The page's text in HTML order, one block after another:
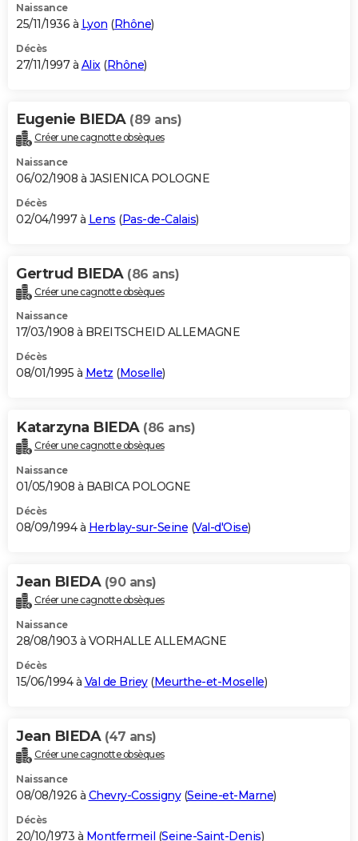
Naissance
25/11/1936 à Lyon (Rhône)
Décès
27/11/1997 à Alix(Rhône)
Eugenie BIEDA (89 ans)
Créer une cagnotte obsèques
Naissance
06/02/1908 à JASIENICA POLOGNE
Décès
02/04/1997 à Lens (Pas-de-Calais)
Gertrud BIEDA (86 ans)
Créer une cagnotte obsèques
Naissance
17/03/1908 à BREITSCHEID ALLEMAGNE
Décès
08/01/1995 à Metz (Moselle)
Katarzyna BIEDA (86 ans)
Créer une cagnotte obsèques
Naissance
01/05/1908 à BABICA POLOGNE
Décès
08/09/1994 à Herblay-sur-Seine (Val-d'Oise)
Jean BIEDA (90 ans)
Créer une cagnotte obsèques
Naissance
28/08/1903 à VORHALLE ALLEMAGNE
Décès
15/06/1994 à Val de Briey(Meurthe-et-Moselle)
Jean BIEDA (47 ans)
Créer une cagnotte obsèques
Naissance
08/08/1926 à Chevry-Cossigny(Seine-et-Marne)
Décès
20/10/1973 à Montfermeil (Seine-Saint-Denis)